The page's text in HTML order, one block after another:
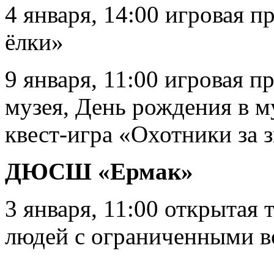
4 января, 14:00 игровая
ёлки»
9 января, 11:00 игровая
музея, День рождения в
квест-игра «Охотники за
ДЮСШ «Ермак»
3 января, 11:00 открытая
людей с ограниченными